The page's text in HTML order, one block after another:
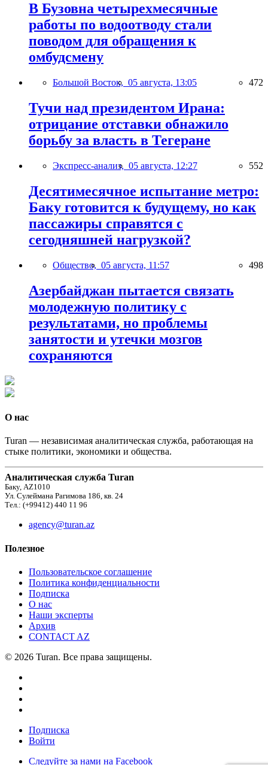
В Бузовна четырехмесячные
работы по водоотводу стали
поводом для обращения к
омбудсмену
Большой Восток, 05 августа, 13:05 472
Тучи над президентом Ирана:
отрицание отставки обнажило
борьбу за власть в Тегеране
Экспресс-анализ, 05 августа, 12:27 552
Десятимесячное испытание метро:
Баку готовится к будущему, но как
пассажиры справятся с
сегодняшней нагрузкой?
Общество, 05 августа, 11:57 498
Азербайджан пытается связать
молодежную политику с
результатами, но проблемы
занятости и утечки мозгов
сохраняются
О нас
Turan — независимая аналитическая служба, работающая на
стыке политики, экономики и общества.
Аналитическая служба Turan
Баку, AZ1010
Ул. Сулеймана Рагимова 186, кв. 24
Тел.: (+99412) 440 11 96
agency@turan.az
Полезное
Пользовательское соглашение
Политика конфиденциальности
Подписка
О нас
Наши эксперты
Архив
CONTACT AZ
© 2026 Turan. Все права защищены.
Подписка
Войти
Следуйте за нами на Facebook